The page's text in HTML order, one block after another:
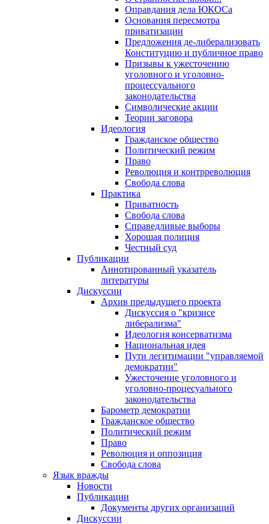
Оправдания дела ЮКОСа
Основания пересмотра
приватизации
Предложения де-либерализовать
Конституцию и публичное право
Призывы к ужесточению
уголовного и уголовно-
процессуального
законодательства
Символические акции
Теории заговора
Идеология
Гражданское общество
Политический режим
Право
Революция и контрреволюция
Свобода слова
Практика
Приватность
Свобода слова
Справедливые выборы
Хорошая полиция
Честный суд
Публикации
Аннотированный указатель
литературы
Дискуссии
Архив предыдущего проекта
Дискуссия о "кризисе
либерализма"
Идеология консерватизма
Национальная идея
Пути легитимации "управляемой
демократии"
Ужесточение уголовного и
уголовно-процесуального
законодательства
Барометр демократии
Гражданское общество
Политический режим
Право
Революция и оппозиция
Свобода слова
Язык вражды
Новости
Публикации
Документы других организаций
Дискуссии